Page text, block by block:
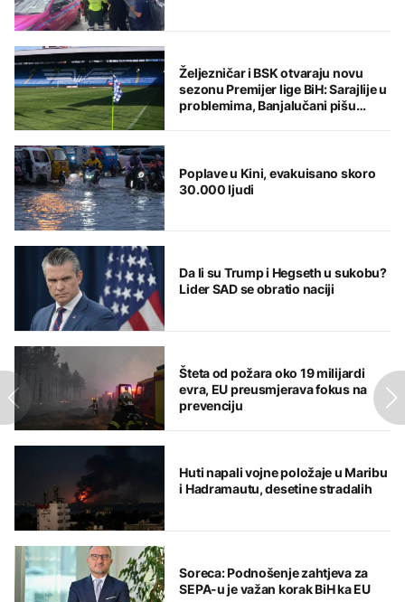
Željezničar i BSK otvaraju novu
sezonu Premijer lige BiH: Sarajlije u
problemima, Banjalučani pišu
Poplave u Kini, evakuisano skoro
30.000 ljudi
Da li su Trump i Hegseth u sukobu?
Lider SAD se obratio naciji
Šteta od požara oko 19 milijardi
evra, EU preusmjerava fokus na
prevenciju
Huti napali vojne položaje u Maribu
i Hadramautu, desetine stradalih
Soreca: Podnošenje zahtjeva za
SEPA-u je važan korak BiH ka EU